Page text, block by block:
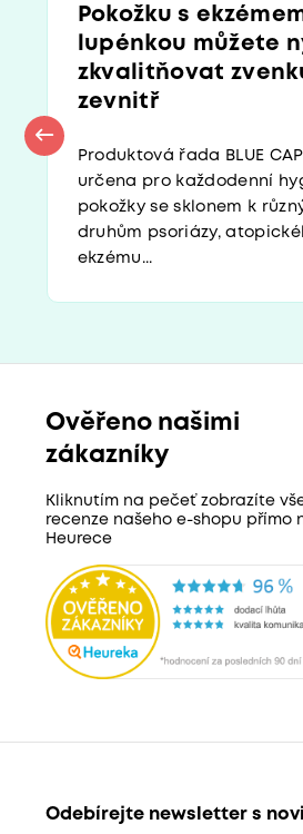
Pokožku s
lupénkou můžete
zkvalitňovat
zevnitř
Produktová řada BLUE
určena pro každodenní
pokožky se sklonem k
druhům psoriázy,
ekzému...
Ověřeno našimi
zákazníky
Kliknutím na pečeť zobrazíte
recenze našeho e-shopu přímo
Heurece
Odebírejte newsletter s